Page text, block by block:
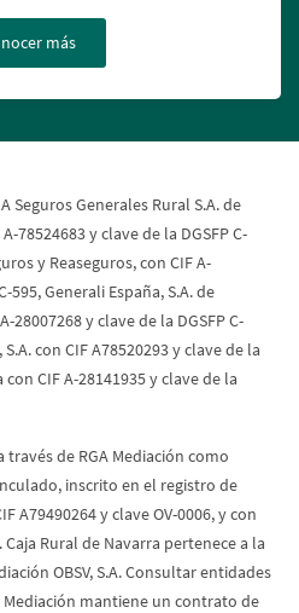
más
Seguros Generales Rural S.A. de
78524683 y clave de la DGSFP C-
y Reaseguros, con CIF A-
595, Generali España, S.A. de
28007268 y clave de la DGSFP C-
con CIF A78520293 y clave de la
con CIF A-28141935 y clave de la
de RGA Mediación como
inscrito en el registro de
A79490264 y clave OV-0006, y con
Rural de Navarra pertenece a la
OBSV, S.A. Consultar entidades
Mediación mantiene un contrato de